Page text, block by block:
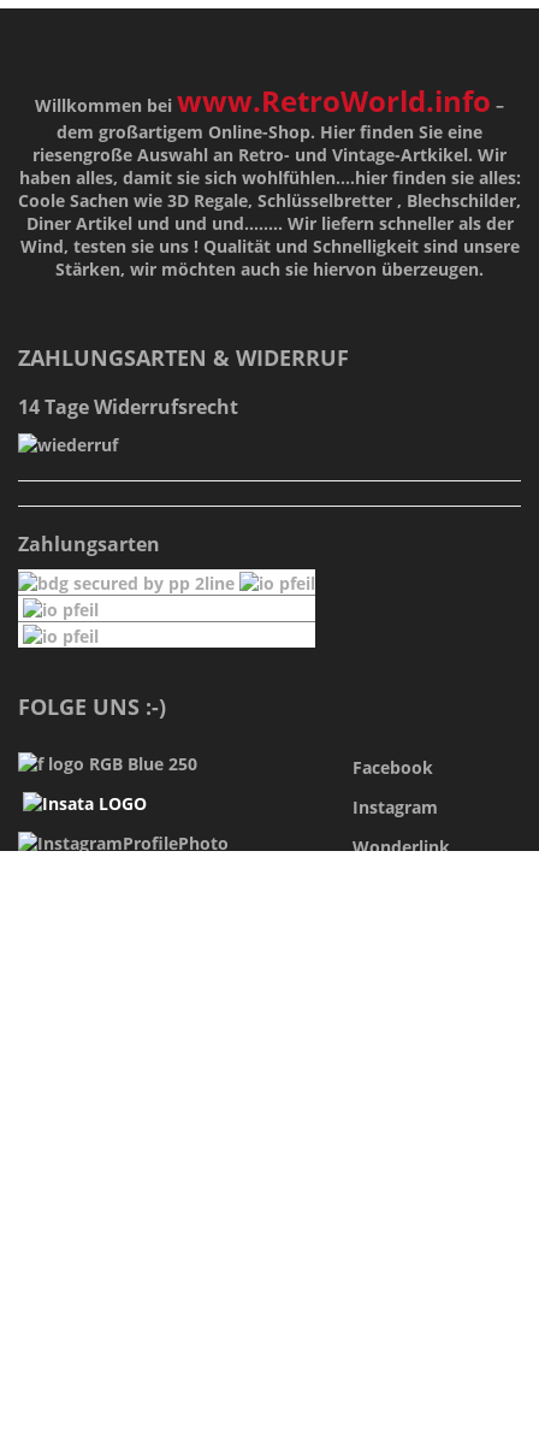
Willkommen bei www.RetroWorld.info –
dem großartigem Online-Shop. Hier finden Sie eine
riesengroße Auswahl an Retro- und Vintage-Artkikel. Wir
haben alles, damit sie sich wohlfühlen....hier finden sie alles:
Coole Sachen wie 3D Regale, Schlüsselbretter , Blechschilder,
Diner Artikel und und und........ Wir liefern schneller als der
Wind, testen sie uns ! Qualitätund Schnelligkeitsind unsere
Stärken, wir möchten auch sie hiervon überzeugen.
ZAHLUNGSARTEN & WIDERRUF
14 Tage Widerrufsrecht
Zahlungsarten
FOLGE UNS :-)
Facebook
Instagram
Wonderlink